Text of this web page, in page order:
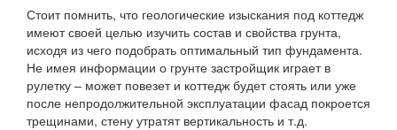
Стоит помнить, что геологические изыскания под коттедж
имеют своей целью изучить состав и свойства грунта,
исходя из чего подобрать оптимальный тип фундамента.
Не имея информации о грунте застройщик играет в
рулетку – может повезет и коттедж будет стоять или уже
после непродолжительной эксплуатации фасад покроется
трещинами, стену утратят вертикальность и т.д.